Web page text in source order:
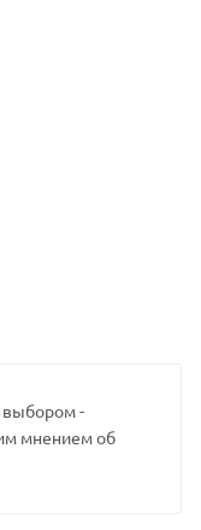
выбором -
мнением об